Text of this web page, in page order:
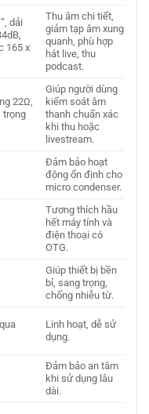
dải
165 x
Thu âm chi tiết,
giảm tạp âm xung
quanh, phù hợp
hát live, thu
podcast.
22Ω,
trọng
Giúp người dùng
kiểm soát âm
thanh chuẩn xác
khi thu hoặc
livestream.
Đảm bảo hoạt
động ổn định cho
micro condenser.
Tương thích hầu
hết máy tính và
điện thoại có
OTG.
Giúp thiết bị bền
bỉ, sang trọng,
chống nhiễu từ.
Linh hoạt, dễ sử
dụng.
Đảm bảo an tâm
khi sử dụng lâu
dài.